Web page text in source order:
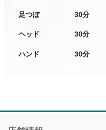
足つぼ 30分
ヘッド 30分
ハンド 30分